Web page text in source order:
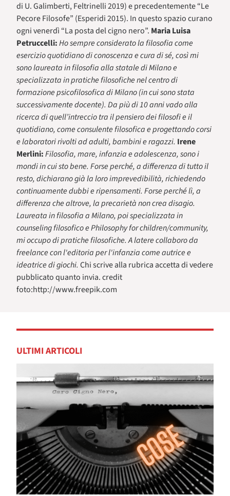
di U. Galimberti, Feltrinelli 2019) e precedentemente “Le
Pecore Filosofe” (Esperidi 2015). In questo spazio curano
ogni venerdì “La posta del cigno nero”. Maria Luisa
Petruccelli:Ho sempre considerato la filosofia come
esercizio quotidiano di conoscenza e cura di sé, così mi
sono laureata in filosofia alla statale di Milano e
specializzata in pratiche filosofiche nel centro di
formazione psicofilosofica di Milano (in cui sono stata
successivamente docente). Da più di 10 anni vado alla
ricerca di quell’intreccio tra il pensiero dei filosofi e il
quotidiano, come consulente filosofica e progettando corsi
e laboratori rivolti ad adulti, bambini e ragazzi. Irene
Merlini:Filosofia, mare, infanzia e adolescenza, sono i
mondi in cui sto bene. Forse perché, a differenza di tutto il
resto, dichiarano già la loro imprevedibilità, richiedendo
continuamente dubbi e ripensamenti. Forse perché lì, a
differenza che altrove, la precarietà non crea disagio.
Laureata in filosofia a Milano, poi specializzata in
counseling filosofico e Philosophy for children/community,
mi occupo di pratiche filosofiche. A latere collaboro da
freelance con l'editoria per l'infanzia come autrice e
ideatrice di giochi. Chi scrive alla rubrica accetta di vedere
pubblicato quanto invia. credit
foto:http://www.freepik.com
ULTIMI ARTICOLI